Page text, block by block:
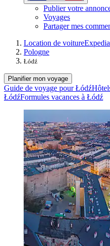
Publier votre
Voyages
Partager mes
Location de voiture
Pologne
Łódź
Planifier mon voyage
Guide de voyage pour Łódź
ŁódźFormules vacances à Łódź